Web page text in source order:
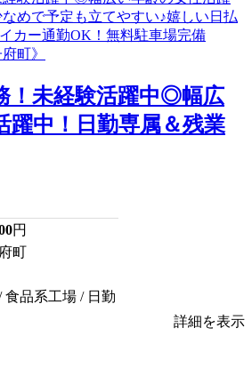
！未経験活躍中◎幅広
躍中！日勤専属＆残業
円
町
食品系工場 / 日勤
詳細を表示